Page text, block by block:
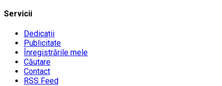
Servicii
Dedicații
Publicitate
Înregistrările mele
Căutare
Contact
RSS Feed